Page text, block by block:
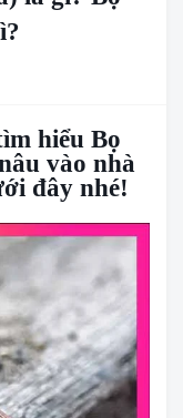
hiểu Bọ
vào nhà
đây nhé!